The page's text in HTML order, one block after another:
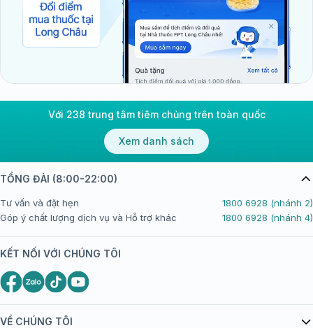
Với 238 trung tâm tiêm chủng trên toàn quốc
Xem danh sách
VỀ CHÚNG TÔI
TỔNG ĐÀI (8:00-22:00)
Tư vấn và đặt hẹn
1800 6928 (nhánh 2)
Góp ý chất lượng dịch vụ và Hỗ trợ khác
1800 6928 (nhánh 4)
KẾT NỐI VỚI CHÚNG TÔI